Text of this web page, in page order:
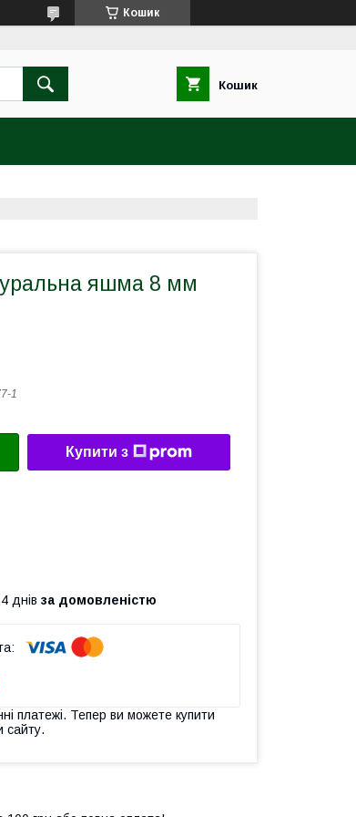
Кошик
Кошик
яшма 8 мм
1
Купити з
днів за домовленістю
платежі. Тепер ви можете купити
сайту.